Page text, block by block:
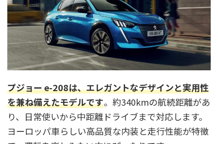
プジョー e-208は、エレガントなデザインと実用性
を兼ね備えたモデルです。約340kmの航続距離があ
り、日常使いから中距離ドライブまで対応します。
ヨーロッパ車らしい高品質な内装と走行性能が特徴